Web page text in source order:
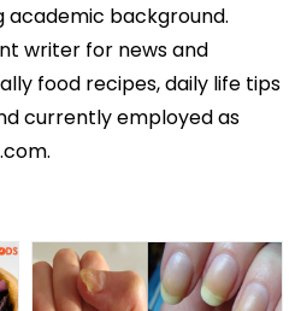
academic background.
writer for news and
food recipes, daily life tips
currently employed as